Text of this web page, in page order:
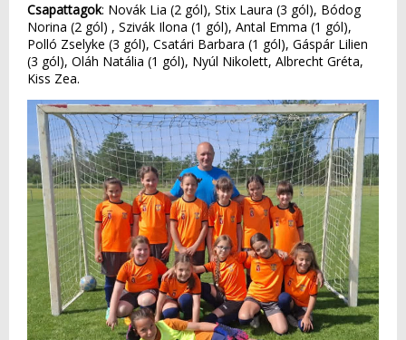
Csapattagok: Novák Lia (2 gól), Stix Laura (3 gól), Bódog
Norina (2 gól) , Szivák Ilona (1 gól), Antal Emma (1 gól),
Polló Zselyke (3 gól), Csatári Barbara (1 gól), Gáspár Lilien
(3 gól), Oláh Natália (1 gól), Nyúl Nikolett, Albrecht Gréta,
Kiss Zea.